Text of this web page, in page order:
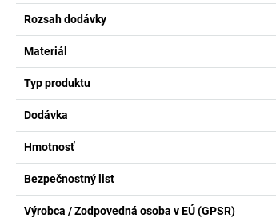
Rozsah dodávky
Materiál
Typ produktu
Dodávka
Hmotnosť
Bezpečnostný list
Výrobca / Zodpovedná osoba v EÚ (GPSR)